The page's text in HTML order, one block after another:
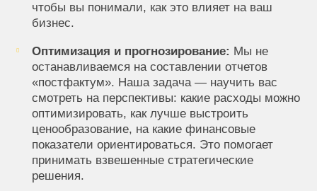
чтобы вы понимали, как это влияет на ваш
бизнес.
Оптимизация и прогнозирование: Мы не
останавливаемся на составлении отчетов
«постфактум». Наша задача — научить вас
смотреть на перспективы: какие расходы можно
оптимизировать, как лучше выстроить
ценообразование, на какие финансовые
показатели ориентироваться. Это помогает
принимать взвешенные стратегические
решения.